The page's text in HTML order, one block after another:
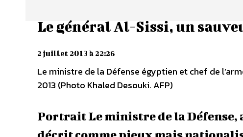
Le général Al-Sissi, un
2 juillet 2013 à 22:26
Le ministre de la Défense égyptien et chef de
2013 (Photo Khaled Desouki. AFP)
Portrait Le ministre de la